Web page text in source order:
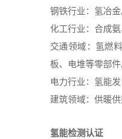
钢铁行业：氢冶金
化工行业：合成
交通领域：氢燃
板、电堆等零部件
电力行业：氢能发
建筑领域：供暖
氢能检测认证